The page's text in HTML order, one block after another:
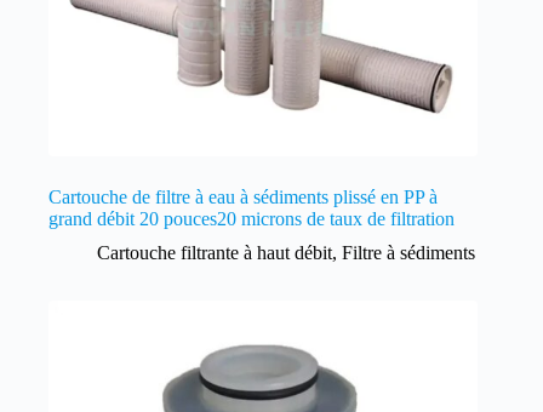
Cartouche de filtre à eau à sédiments plissé en PP à
grand débit 20 pouces20 microns de taux de filtration
Cartouche filtrante à haut débit, Filtre à sédiments